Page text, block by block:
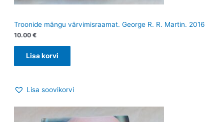
Troonide mängu värvimisraamat. George R. R. Martin. 2016
10.00 €
Lisa korvi
Lisa soovikorvi